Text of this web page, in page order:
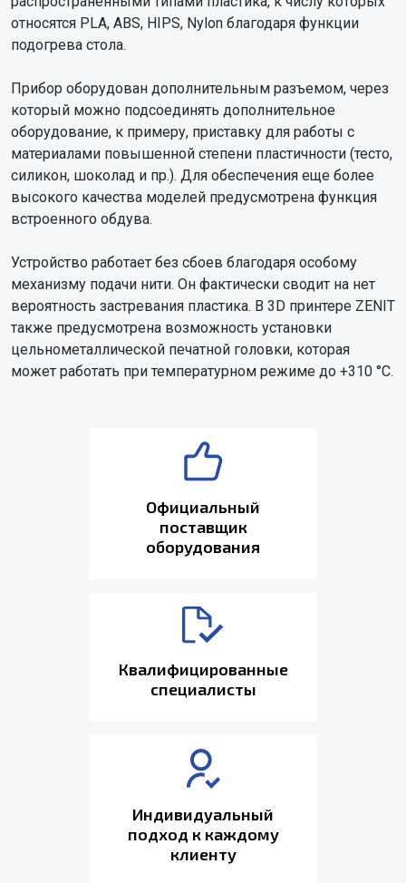
относятся PLA, ABS, HIPS, Nylon благодаря функции
подогрева стола.
Прибор оборудован дополнительным разъемом, через
который можно подсоединять дополнительное
оборудование, к примеру, приставку для работы с
материалами повышенной степени пластичности (тесто,
силикон, шоколад и пр.). Для обеспечения еще более
высокого качества моделей предусмотрена функция
встроенного обдува.
Устройство работает без сбоев благодаря особому
механизму подачи нити. Он фактически сводит на нет
вероятность застревания пластика. В 3D принтере ZENIT
также предусмотрена возможность установки
цельнометаллической печатной головки, которая
может работать при температурном режиме до +310 °С.
Официальный
поставщик
оборудования
Квалифицированные
специалисты
Индивидуальный
подход к каждому
клиенту